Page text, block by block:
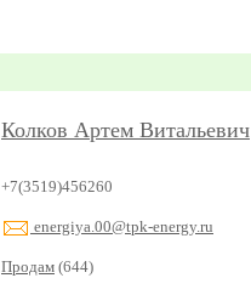
Колков Артем Витальевич
+7(3519)456260
energiya.00@tpk-energy.ru
Продам (644)